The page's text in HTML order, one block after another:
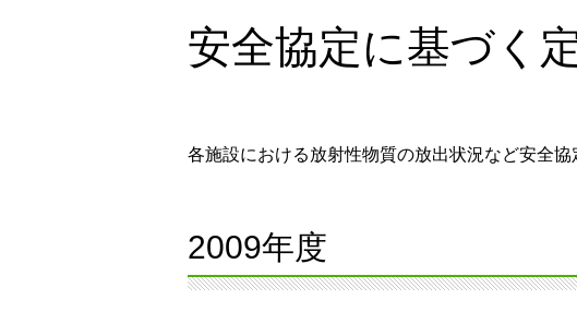
安全協定に基づく
各施設における放射性物質の放出状況など安全
2009年度